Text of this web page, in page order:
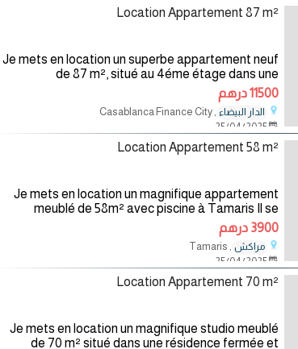
Location Appartement 87 m²
Je mets en location un superbe appartement neuf
de 87 m², situé au 4éme étage dans une
résidence calme et sécurisée, dans le quartier
prisé du CFC. L’appartement se
11500 درهم
الدار البيضاء , Casablanca Finance City
25/04/2025
Location Appartement 58 m²
Je mets en location un magnifique appartement
meublé de 58m² avec piscine à Tamaris Il se
compose de deux chambres , d’un salon spacieux ,
d’une cuisine , et une salle de
3900 درهم
مراكش , Tamaris
25/04/2025
Location Appartement 70 m²
Je mets en location un magnifique studio meublé
de 70 m² situé dans une résidence fermée et